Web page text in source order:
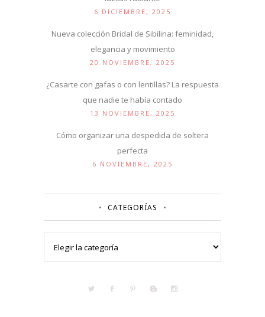
6 DICIEMBRE, 2025
Nueva colección Bridal de Sibilina: feminidad,
elegancia y movimiento
20 NOVIEMBRE, 2025
¿Casarte con gafas o con lentillas? La respuesta
que nadie te había contado
13 NOVIEMBRE, 2025
Cómo organizar una despedida de soltera
perfecta
6 NOVIEMBRE, 2025
CATEGORÍAS